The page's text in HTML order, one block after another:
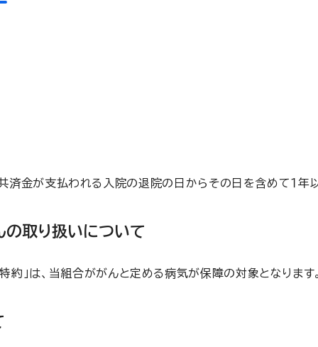
が支払われる入院の退院の日からその日を含め
の取り扱いについて
特約」は、当組合ががんと定める病気が保障の対象となります